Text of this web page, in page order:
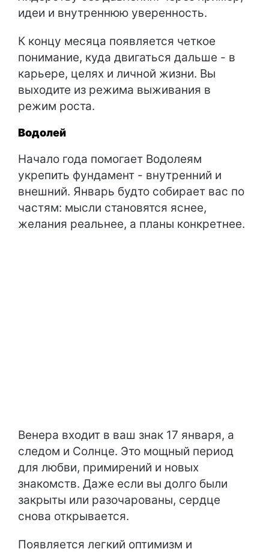
идеи и внутреннюю уверенность.
К концу месяца появляется четкое
понимание, куда двигаться дальше - в
карьере, целях и личной жизни. Вы
выходите из режима выживания в
режим роста.
Водолей
Начало года помогает Водолеям
укрепить фундамент - внутренний и
внешний. Январь будто собирает вас по
частям: мысли становятся яснее,
желания реальнее, а планы конкретнее.
Венера входит в ваш знак 17 января, а
следом и Солнце. Это мощный период
для любви, примирений и новых
знакомств. Даже если вы долго были
закрыты или разочарованы, сердце
снова открывается.
Появляется легкий оптимизм и